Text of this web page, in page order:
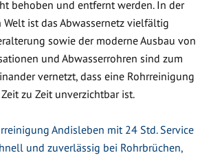
behoben und entfernt werden. In der
ist das Abwassernetz vielfältig
sowie der moderne Ausbau von
und Abwasserrohren sind zum
vernetzt, dass eine Rohrreinigung
zu Zeit unverzichtbar ist.
Andisleben mit 24 Std. Service
und zuverlässig bei Rohrbrüchen,